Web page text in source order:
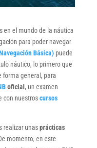
en el mundo de la náutica
para poder navegar
Básica) puede
náutico, lo primero que
forma general, para
oficial , un examen
con nuestroscursos
realizar unasprácticas
momento, en este